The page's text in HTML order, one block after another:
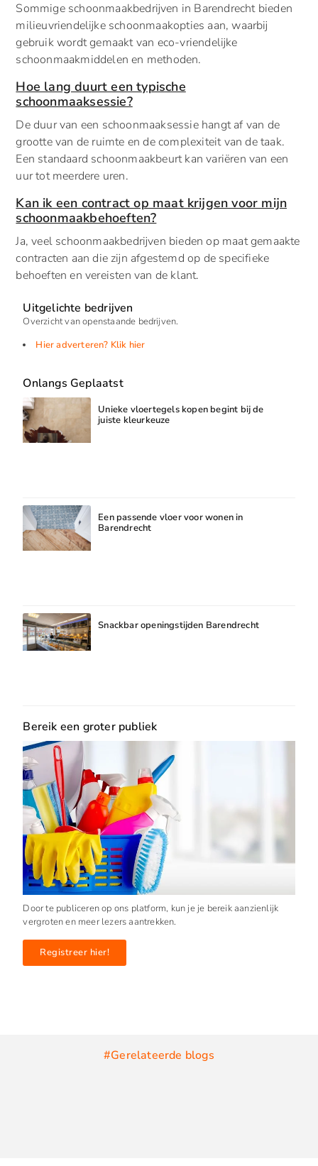
Sommige schoonmaakbedrijven in Barendrecht bieden
milieuvriendelijke schoonmaakopties aan, waarbij
gebruik wordt gemaakt van eco-vriendelijke
schoonmaakmiddelen en methoden.
Hoe lang duurt een typische
schoonmaaksessie?
De duur van een schoonmaaksessie hangt af van de
grootte van de ruimte en de complexiteit van de taak.
Een standaard schoonmaakbeurt kan variëren van een
uur tot meerdere uren.
Kan ik een contract op maat krijgen voor mijn
schoonmaakbehoeften?
Ja, veel schoonmaakbedrijven bieden op maat gemaakte
contracten aan die zijn afgestemd op de specifieke
behoeften en vereisten van de klant.
Uitgelichte bedrijven
Overzicht van openstaande bedrijven.
Hier adverteren? Klik hier
Onlangs Geplaatst
Unieke vloertegels kopen begint bij de
juiste kleurkeuze
Een passende vloer voor wonen in
Barendrecht
Snackbar openingstijden Barendrecht
Bereik een groter publiek
Door te publiceren op ons platform, kun je je bereik aanzienlijk
vergroten en meer lezers aantrekken.
Registreer hier!
#Gerelateerde blogs